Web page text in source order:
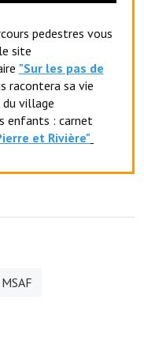
volontaires
pedestres vous
site
"Sur les pas de
racontera sa vie
village
enfants : carnet
et Rivière"